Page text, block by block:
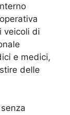
veicoli di
e medici,
delle